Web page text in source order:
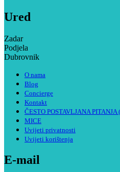
Ured
Zadar
Podjela
Dubrovnik
O nama
Blog
Concierge
Kontakt
ČESTO POSTAVLJANA PITANJA
MICE
Uvijeti privatnosti
Uvijeti korištenja
E-mail